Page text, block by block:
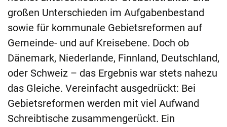
großen Unterschieden im Aufgabenbestand
sowie für kommunale Gebietsreformen auf
Gemeinde- und auf Kreisebene. Doch ob
Dänemark, Niederlande, Finnland, Deutschland,
oder Schweiz – das Ergebnis war stets nahezu
das Gleiche. Vereinfacht ausgedrückt: Bei
Gebietsreformen werden mit viel Aufwand
Schreibtische zusammengerückt. Ein